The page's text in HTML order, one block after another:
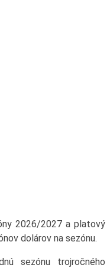
2026/2027 a platový
dolárov na sezónu.
sezónu trojročného